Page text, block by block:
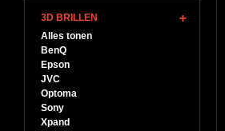
3D BRILLEN
Alles tonen
BenQ
Epson
JVC
Optoma
Sony
Xpand